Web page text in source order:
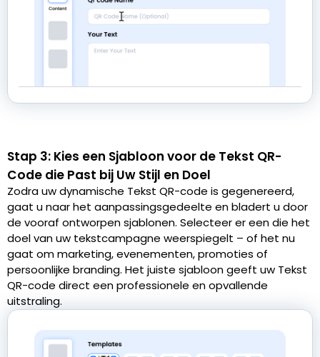
Stap 3: Kies een Sjabloon voor de Tekst QR-
Code die Past bij Uw Stijl en Doel
Zodra uw dynamische Tekst QR-code is gegenereerd,
gaat u naar het aanpassingsgedeelte en bladert u door
de vooraf ontworpen sjablonen. Selecteer er een die het
doel van uw tekstcampagne weerspiegelt – of het nu
gaat om marketing, evenementen, promoties of
persoonlijke branding. Het juiste sjabloon geeft uw Tekst
QR-code direct een professionele en opvallende
uitstraling.